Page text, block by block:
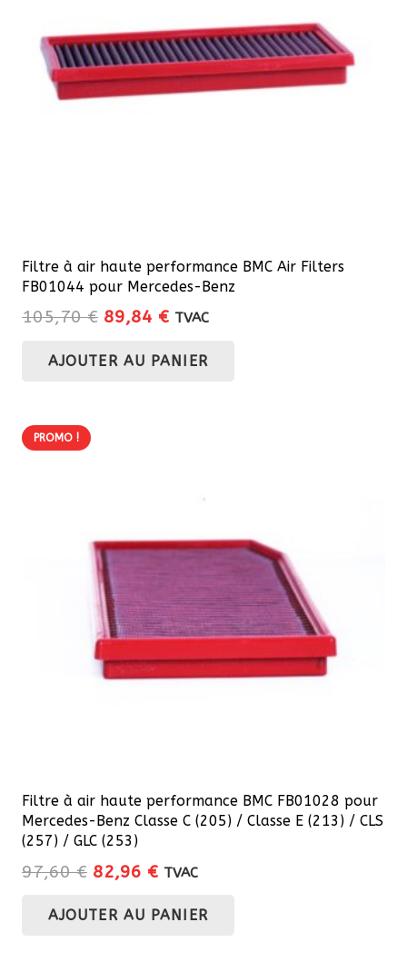
Filtre à air haute performance BMC Air Filters
FB01044 pour Mercedes-Benz
105,70€ Le
initial
89,84 €Le
actuel
TVAC
AJOUTER AU PANIER
PROMO !
Filtre à air haute performance BMC FB01028 pour
Mercedes-Benz Classe C (205) / Classe E (213) / CLS
(257) / GLC (253)
97,60€ Le
initial
82,96 €Le
actuel
TVAC
AJOUTER AU PANIER